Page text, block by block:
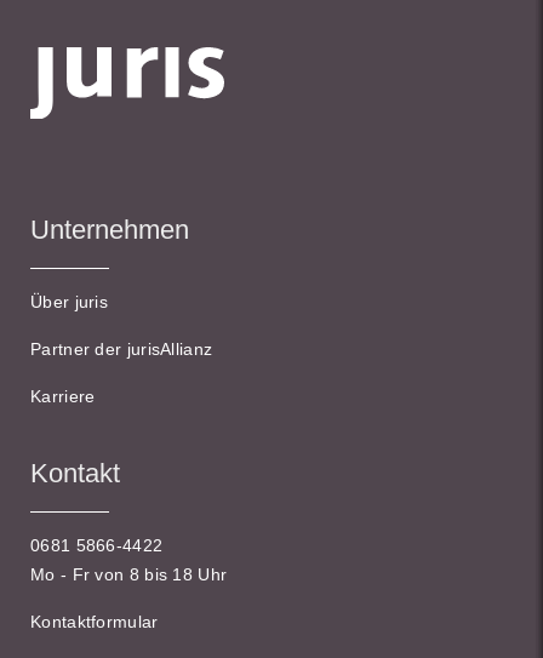
Unternehmen
Über juris
Partner der jurisAllianz
Karriere
Kontakt
0681 5866-4422
Mo - Fr von 8 bis 18 Uhr
Kontaktformular